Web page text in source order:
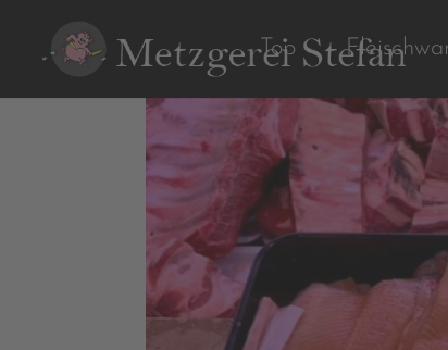
Top